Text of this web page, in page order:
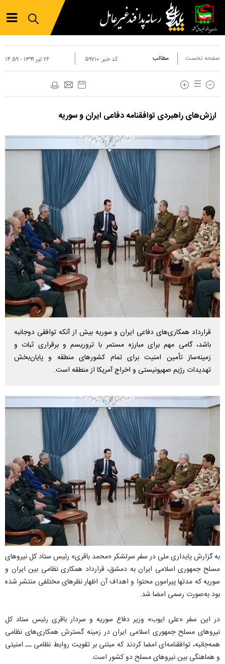
صفحه نخست مطالب ۲۶ تير ۱۳۹۹ - ۱۴:۵۹ کد خبر: ۵۹۷۱۰
ارزش‌های راهبردی توافقنامه دفاعی ایران و سوریه
قرارداد همکاری‌های دفاعی ایران و سوریه بیش از آنکه توافقی دوجانبه
باشد، گامی مهم برای مبارزه مستمر با تروریسم و برقراری ثبات و
زمینه‌ساز تأمین امنیت برای تمام کشورهای منطقه و پایان‌بخش
تهدیدات رژیم صهیونیستی و اخراج آمریکا از منطقه است.
به گزارش پایداری ملی در سفر سرلشکر «محمد باقری» رئیس ستاد کل نیروهای
مسلح جمهوری اسلامی ایران به دمشق، قرارداد همکاری نظامی بین ایران و
سوریه که مدتها پیرامون محتوا و اهداف آن اظهار نظرهای مختلفی منتشر شده
بود به‌صورت رسمی امضا شد.
در این سفر «علی ایوب» وزیر دفاع سوریه و سردار باقری رئیس ستاد کل
نیروهای مسلح جمهوری اسلامی ایران در زمینه گسترش‌‌ همکاری‌های نظامی
همه‌جانبه، توافقنامه‌ای امضا کردند که مبتنی بر تقویت روابط نظامی ــ امنیتی
و هماهنگی بین نیروهای مسلح دو‌ کشور است.